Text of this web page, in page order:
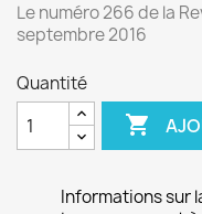
Le numéro 266 de la
septembre 2016
Quantité

Informations sur